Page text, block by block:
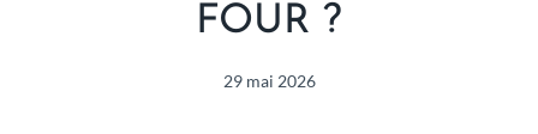
FOUR ?
29 mai 2026